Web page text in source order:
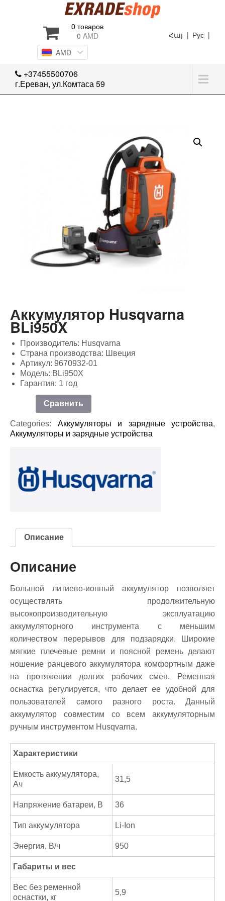
0 товаров
0 AMD Рус |
Հայ |
AMD
+37455500706
г.Ереван, ул.Комтаса 59
Аккумулятор Husqvarna
BLi950X
Производитель: Husqvarna
Страна производства: Швеция
Артикул: 9670932-01
Модель: BLi950X
Гарантия: 1 год
Сравнить
Categories: Аккумуляторы и зарядные устройства,
Аккумуляторы и зарядные устройства
Описание
Описание
Большой литиево-ионный аккумулятор позволяет
осуществлять продолжительную
высокопроизводительную эксплуатацию
аккумуляторного инструмента с меньшим
количеством перерывов для подзарядки. Широкие
мягкие плечевые ремни и поясной ремень делают
ношение ранцевого аккумулятора комфортным даже
на протяжении долгих рабочих смен. Ременная
оснастка регулируется, что делает ее удобной для
пользователей самого разного роста. Данный
аккумулятор совместим со всем аккумуляторным
ручным инструментом Husqvarna.
Характеристики
Емкость аккумулятора,
Ач
31,5
Напряжение батареи, В 36
Тип аккумулятора Li-Ion
Энергия, В/ч 950
Габариты и вес
Вес без ременной
оснастки, кг
5,9